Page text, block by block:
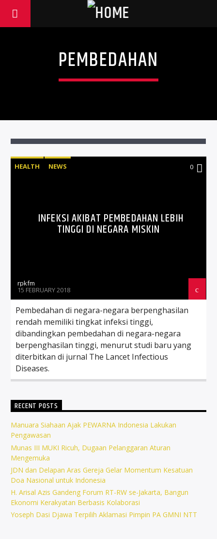
PEMBEDAHAN
HEALTH NEWS 0
INFEKSI AKIBAT PEMBEDAHAN LEBIH
TINGGI DI NEGARA MISKIN
rpkfm
15 FEBRUARY 2018
Pembedahan di negara-negara berpenghasilan
rendah memiliki tingkat infeksi tinggi,
dibandingkan pembedahan di negara-negara
berpenghasilan tinggi, menurut studi baru yang
diterbitkan di jurnal The Lancet Infectious
Diseases.
RECENT POSTS
Manuara Siahaan Ajak PEWARNA Indonesia Lakukan
Pengawasan
Munas III MUKI Ricuh, Dugaan Pelanggaran Aturan
Mengemuka
JDN dan Delapan Aras Gereja Gelar Momentum Kesatuan
Doa Nasional untuk Indonesia
H. Arisal Azis Gandeng Forum RT-RW se-Jakarta, Bangun
Ekonomi Kerakyatan Berbasis Kolaborasi
Yoseph Dasi Djawa Terpilih Aklamasi Pimpin PA GMNI NTT